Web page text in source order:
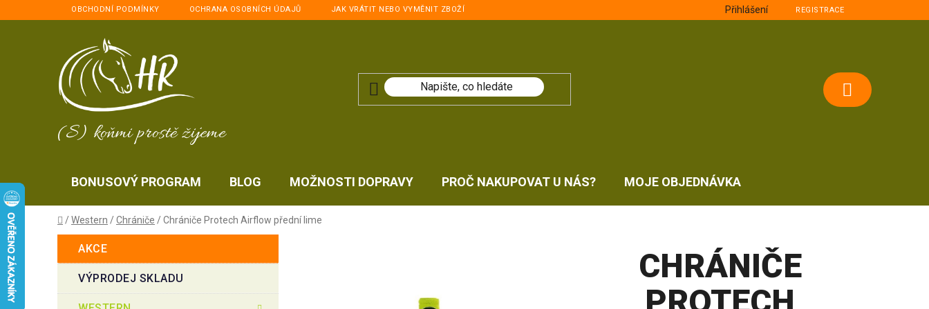
na
OBCHODNÍ PODMÍNKY OCHRANA OSOBNÍCH ÚDAJŮ JAK VRÁTIT NEBO VYMĚNIT ZBOŽÍ Přihlášení REGISTRACE
(S) koňmi prostě žijeme
NÁKUPNÍ
BONUSOVÝ PROGRAM BLOG MOŽNOSTI DOPRAVY PROČ NAKUPOVAT U NÁS? MOJE OBJEDNÁVKA
Domů
/Western /Chrániče /Chrániče Protech Airflow přední lime
o
t
kategorie
AKCE
VÝPRODEJ SKLADU
CHRÁNIČE